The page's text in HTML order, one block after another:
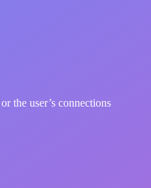
the user’s connections